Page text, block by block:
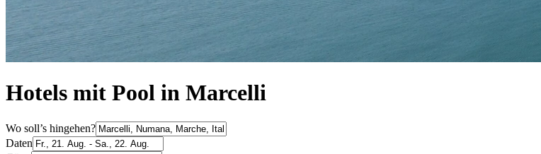
Hotels mit Pool in Marcelli
Wo soll’s hingehen?
Daten